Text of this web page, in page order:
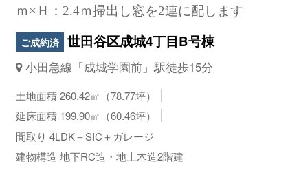
ｍ×Ｈ：2.4ｍ掃出し窓を2連に配します
ご成約済 世田谷区成城4丁目B号棟
小田急線「成城学園前」駅徒歩15分
土地面積 260.42㎡（78.77坪）
延床面積 199.90㎡（60.46坪）
間取り 4LDK＋SIC＋ガレージ
建物構造 地下RC造・地上木造2階建